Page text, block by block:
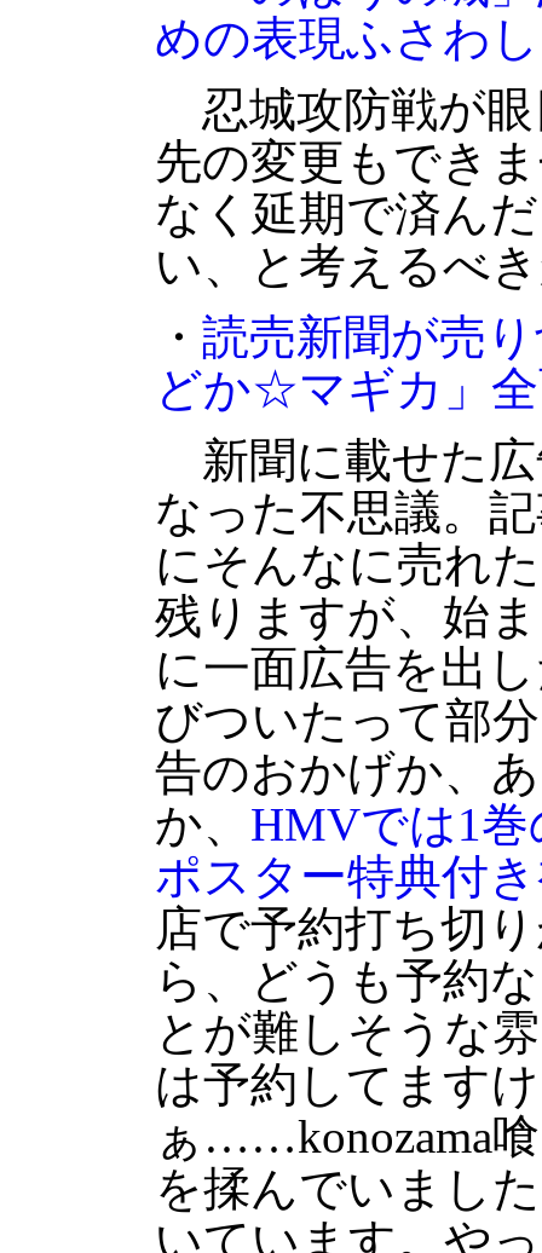
めの表現ふさわ
忍城攻防戦が眼
先の変更もでき
なく延期で済ん
い、と考えるべ
・ 読売新聞が売
どか☆マギカ」
新聞に載せた広
なった不思議。
にそんなに売れ
残りますが、始
に一面広告を出
びついたって部
告のおかげか、
か、 HMVでは1
ポスター特典付
店で予約打ち切
ら、どうも予約
とが難しそうな
は予約してます
ぁ……konozama
を揉んでいまし
いています。や